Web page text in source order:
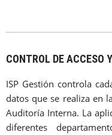
CONTROL DE ACCESO
ISP Gestión controla
datos que se realiza en
Auditoría Interna. La
diferentes